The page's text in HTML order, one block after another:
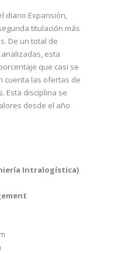
diario Expansión,
titulación más
De un total de
esta
que casi se
cuenta las ofertas de
Esta disciplina se
desde el año
Intralogística)